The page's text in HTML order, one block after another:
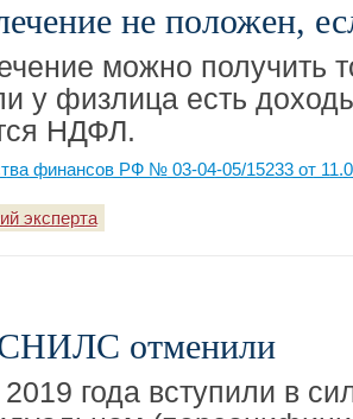
не положен,
можно получить
у физлица есть
НДФЛ.
финансов РФ № 03-04-05/15233 от
эксперта
отменили
года вступили в